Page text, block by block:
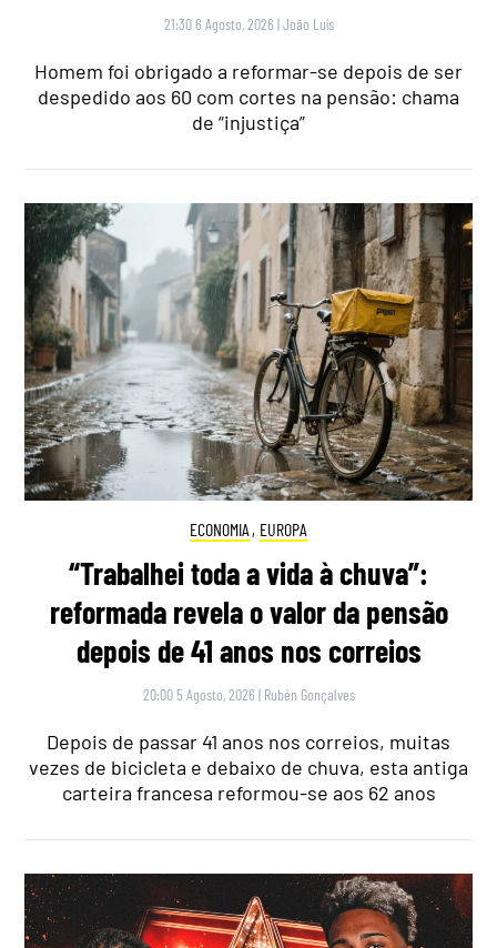
21:30 6 Agosto, 2026 |João Luís
Homem foi obrigado a reformar-se depois de ser
despedido aos 60 com cortes na pensão: chama
de “injustiça”
ECONOMIA , EUROPA
“Trabalhei toda a vida à chuva”:
reformada revela o valor da pensão
depois de 41 anos nos correios
20:00 5 Agosto, 2026 | Rubén Gonçalves
Depois de passar 41 anos nos correios, muitas
vezes de bicicleta e debaixo de chuva, esta antiga
carteira francesa reformou-se aos 62 anos